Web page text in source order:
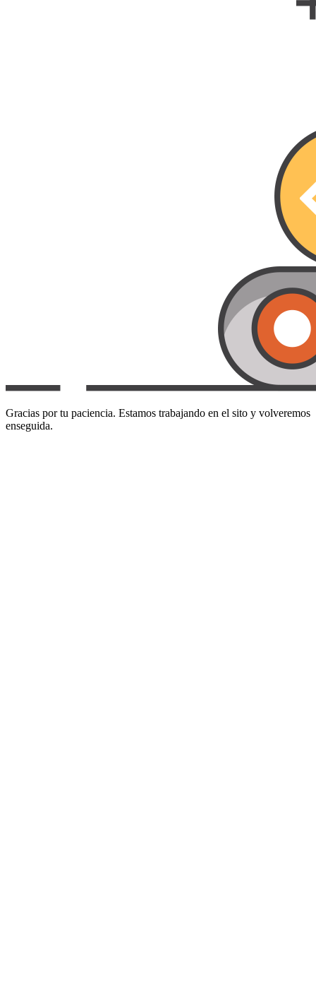
Gracias por tu paciencia. Estamos trabajando en el sito y volveremos
enseguida.